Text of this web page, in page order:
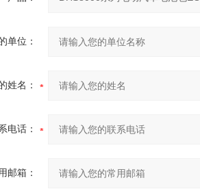
单位：
姓名：
电话：
邮箱：